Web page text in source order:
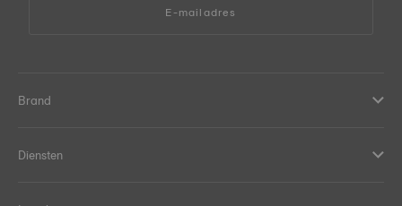
E-mailadres
Brand
Diensten